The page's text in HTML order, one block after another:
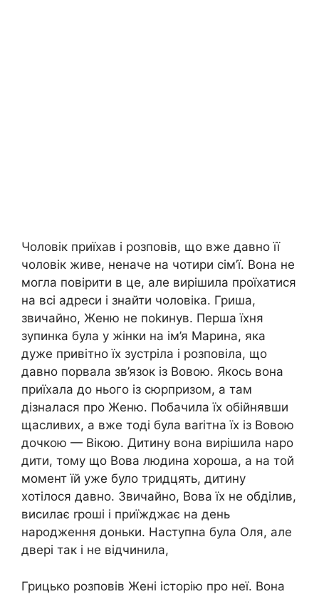
Чоловік приїхав і розповів, що вже давно її
чоловік живе, неначе на чотири сім’ї. Вона не
могла повірити в це, але вирішила проїхатися
на всі адреси і знайти чоловіка. Гриша,
звичайно, Женю не поkинув. Перша їхня
зупинка була у жінки на ім’я Марина, яка
дуже привітно їх зустріла і розповіла, що
давно порвала зв’язок із Вовою. Якось вона
приїхала до нього із сюрпризом, а там
дізналася про Женю. Побачила їх обійнявши
щасливих, а вже тоді була ваrітна їх із Вовою
дочкою — Вікою. Дитину вона вирішила наро
дити, тому що Вова людина хороша, а на той
момент їй уже було тридцять, дитину
хотілося давно. Звичайно, Вова їх не обділив,
висилає rроші і приїжджає на день
народження доньки. Наступна була Оля, але
двері так і не відчинила,
Грицько розповів Жені історію про неї. Вона